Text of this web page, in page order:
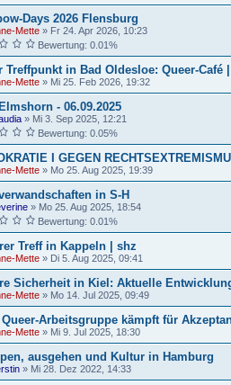
Days 2026 Flensburg
Mette » Fr 24. Apr 2026, 10:23
Bewertung: 0.01%
Treffpunkt in Bad Oldesloe: Queer-Café
Mette » Mi 25. Feb 2026, 19:32
- 06.09.2025
» Mi 3. Sep 2025, 12:21
Bewertung: 0.05%
I GEGEN
Mette » Mo 25. Aug 2025, 19:39
in S-H
» Mo 25. Aug 2025, 18:54
Bewertung: 0.01%
Treff in Kappeln | shz
Mette » Di 5. Aug 2025, 09:41
Sicherheit in Kiel: Aktuelle
Mette » Mo 14. Jul 2025, 09:49
Queer-Arbeitsgruppe kämpft für
Mette » Mi 9. Jul 2025, 18:30
ausgehen und Kultur in Hamburg
» Mi 28. Dez 2022, 14:33